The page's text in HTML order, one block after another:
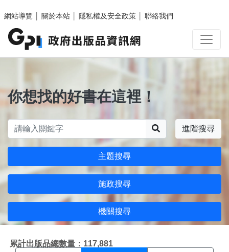
網站導覽
關於本站 隱私權及安全政策 聯絡我們
你想找的好書在這裡！
進階搜尋
主題搜尋
施政搜尋
機關搜尋
累計出版品總數量：117,881
施政搜尋結果頁面